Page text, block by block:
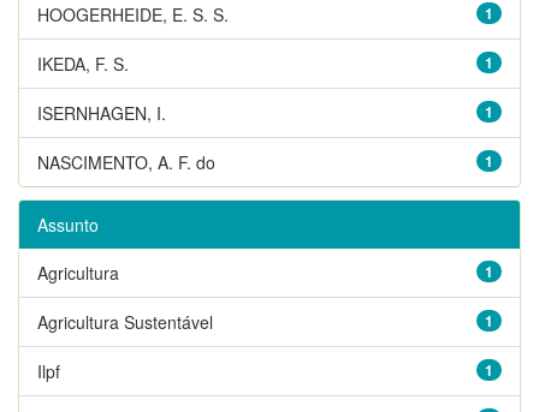
1
HOOGERHEIDE, E. S. S.
1
IKEDA, F. S.
1
ISERNHAGEN, I.
1
NASCIMENTO, A. F. do
Assunto
1
Agricultura
1
Agricultura Sustentável
1
Ilpf